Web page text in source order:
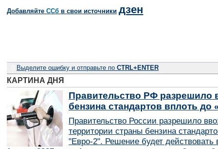
Добавляйте CСб в свои источники дзен
Выделите ошибку и отправьте по CTRL+ENTER
КАРТИНА ДНЯ
Правительство РФ разрешило
бензина стандартов вплоть до
Правительство России разрешило
территории страны бензина
"Евро-2". Решение будет действовать